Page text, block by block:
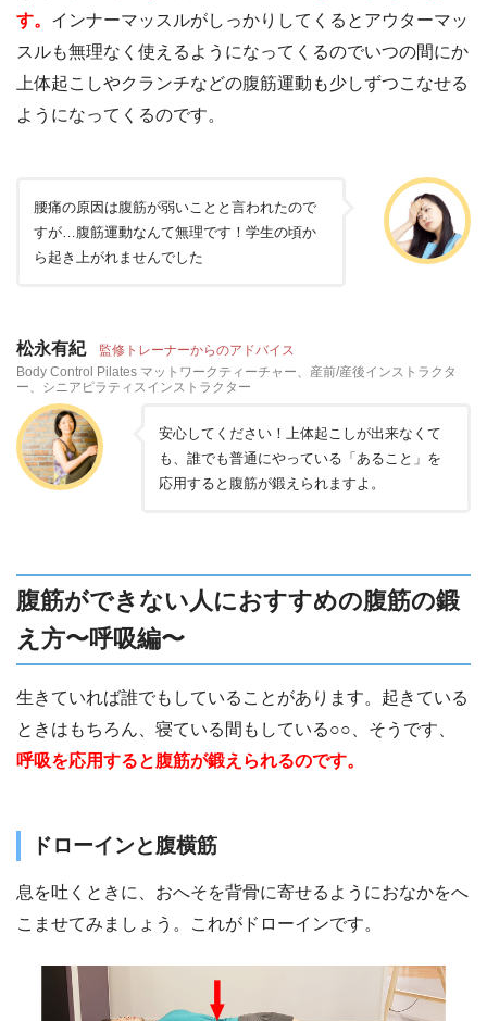
す。 インナーマッスルがしっかりしてくるとアウターマッ
スルも無理なく使えるようになってくるのでいつの間にか
上体起こしやクランチなどの腹筋運動も少しずつこなせる
ようになってくるのです。
腰痛の原因は腹筋が弱いことと言われたので
すが…腹筋運動なんて無理です！学生の頃か
ら起き上がれませんでした
松永有紀 監修トレーナーからのアドバイス
Body Control Pilates マットワークティーチャー、産前/産後インストラクタ
ー、シニアピラティスインストラクター
安心してください！上体起こしが出来なくて
も、誰でも普通にやっている「あること」を
応用すると腹筋が鍛えられますよ。
腹筋ができない人におすすめの腹筋の鍛
え方〜呼吸編〜
生きていれば誰でもしていることがあります。起きている
ときはもちろん、寝ている間もしている○○、そうです、
呼吸を応用すると腹筋が鍛えられるのです。
ドローインと腹横筋
息を吐くときに、おへそを背骨に寄せるようにおなかをへ
こませてみましょう。これがドローインです。